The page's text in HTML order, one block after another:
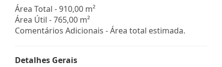
Área Total - 910,00 m²
Área Útil - 765,00 m²
Comentários Adicionais - Área total estimada.
Detalhes Gerais